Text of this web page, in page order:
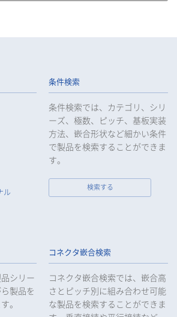
つ適切な監督を行います。
安全管理が図られるよう必要かつ適切な監
として定められている場合を除き、お客様
らかじめ、ご本人の同意を得ることなく第
はいたしません。
要とされている場合を除き、第三者に個人デ
き、又は受けたときは、法令で定められた確
に履行いたします。
漏えい等の事故が発生した場合は、お客様
る考えのもと、被害を最小限にとどめるた
速やかに対応し、再発防止に向けた取り組
ル
条件検索
条件検索では、カテゴリ、シリ
ーズ、極数、ピッチ、基板実装
方法、嵌合形状など細かい条件
で製品を検索することができま
す。
検索する
シリー
製品を
。
コネクタ嵌合検索
コネクタ嵌合検索では、嵌合高
さとピッチ別に組み合わせ可能
な製品を検索することができま